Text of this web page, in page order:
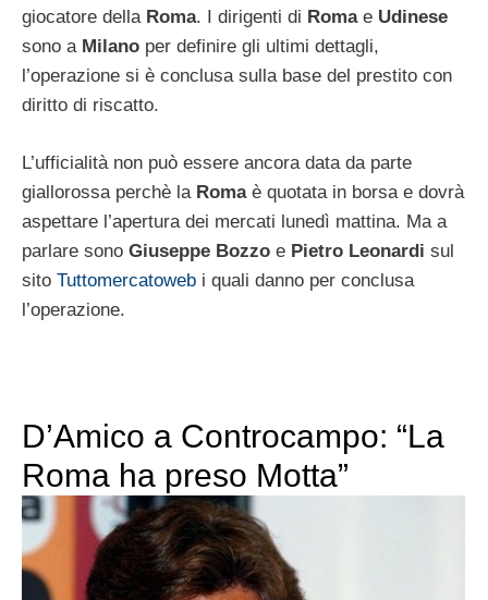
giocatore della Roma. I dirigenti di Romae Udinese
sono a Milano per definire gli ultimi dettagli,
l’operazione si è conclusa sulla base del prestito con
diritto di riscatto.
L’ufficialità non può essere ancora data da parte
giallorossa perchè la Romaè quotata in borsa e dovrà
aspettare l’apertura dei mercati lunedì mattina. Ma a
parlare sono Giuseppe Bozzo e Pietro Leonardi sul
sito Tuttomercatoweb i quali danno per conclusa
l’operazione.
D’Amico a Controcampo: “La
Roma ha preso Motta”